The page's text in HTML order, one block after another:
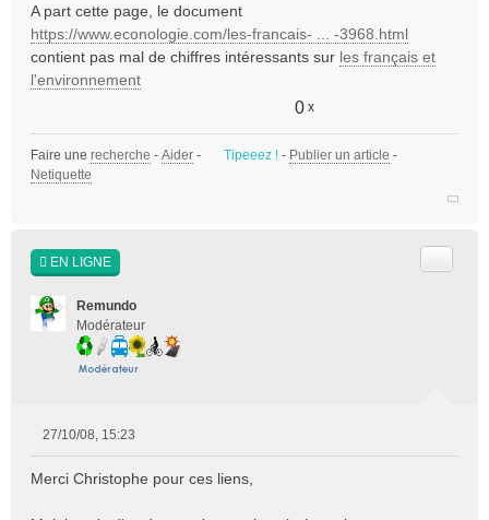
s
s
a
g
o
n
l
A part cette page, le document
https://www.econologie.com/les-francais- ... -3968.html
contient pas mal de chiffres intéressants sur les français et
l'environnement
0 x
Faire une recherche - Aider - Tipeeez ! - Publier un article -
Netiquette
EN LIGNE
Remundo
Modérateur
s
27/10/08, 15:23
Merci Christophe pour ces liens,